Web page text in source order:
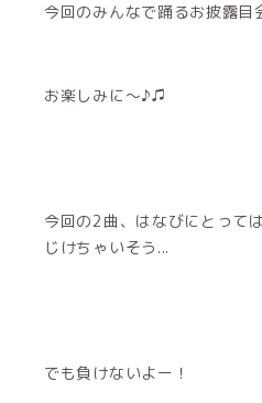
今回のみんなで踊るお披露目
お楽しみに〜♪♫
今回の2曲、はなびにとって
じけちゃいそう...
でも負けないよー！